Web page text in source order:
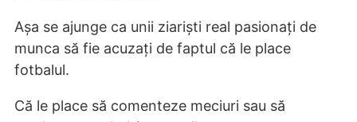
Așa se ajunge ca unii ziariști real pasionați de
munca să fie acuzați de faptul că le place
fotbalul.
Că le place să comenteze meciuri sau să